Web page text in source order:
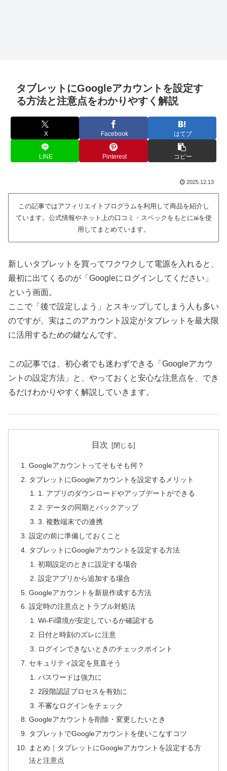
タブレットにGoogleアカウントを設定す
る方法と注意点をわかりやすく解説
X Facebook はてブ
LINE Pinterest コピー
2025.12.13
この記事ではアフィリエイトプログラムを利用して商品を紹介し
ています。公式情報やネット上の口コミ・スペックをもとにaiを使
用してまとめています。
新しいタブレットを買ってワクワクして電源を入れると、
最初に出てくるのが「Googleにログインしてください」
という画面。
ここで「後で設定しよう」とスキップしてしまう人も多い
のですが、実はこのアカウント設定がタブレットを最大限
に活用するための鍵なんです。
この記事では、初心者でも迷わずできる「Googleアカウ
ントの設定方法」と、やっておくと安心な注意点を、でき
るだけわかりやすく解説していきます。
目次
Googleアカウントってそもそも何？
タブレットにGoogleアカウントを設定するメリット
1. アプリのダウンロードやアップデートができる
2. データの同期とバックアップ
3. 複数端末での連携
設定の前に準備しておくこと
タブレットにGoogleアカウントを設定する方法
初期設定のときに設定する場合
設定アプリから追加する場合
Googleアカウントを新規作成する方法
設定時の注意点とトラブル対処法
Wi-Fi環境が安定しているか確認する
日付と時刻のズレに注意
ログインできないときのチェックポイント
セキュリティ設定を見直そう
パスワードは強力に
2段階認証プロセスを有効に
不審なログインをチェック
Googleアカウントを削除・変更したいとき
タブレットでGoogleアカウントを使いこなすコツ
まとめ｜タブレットにGoogleアカウントを設定する方
法と注意点